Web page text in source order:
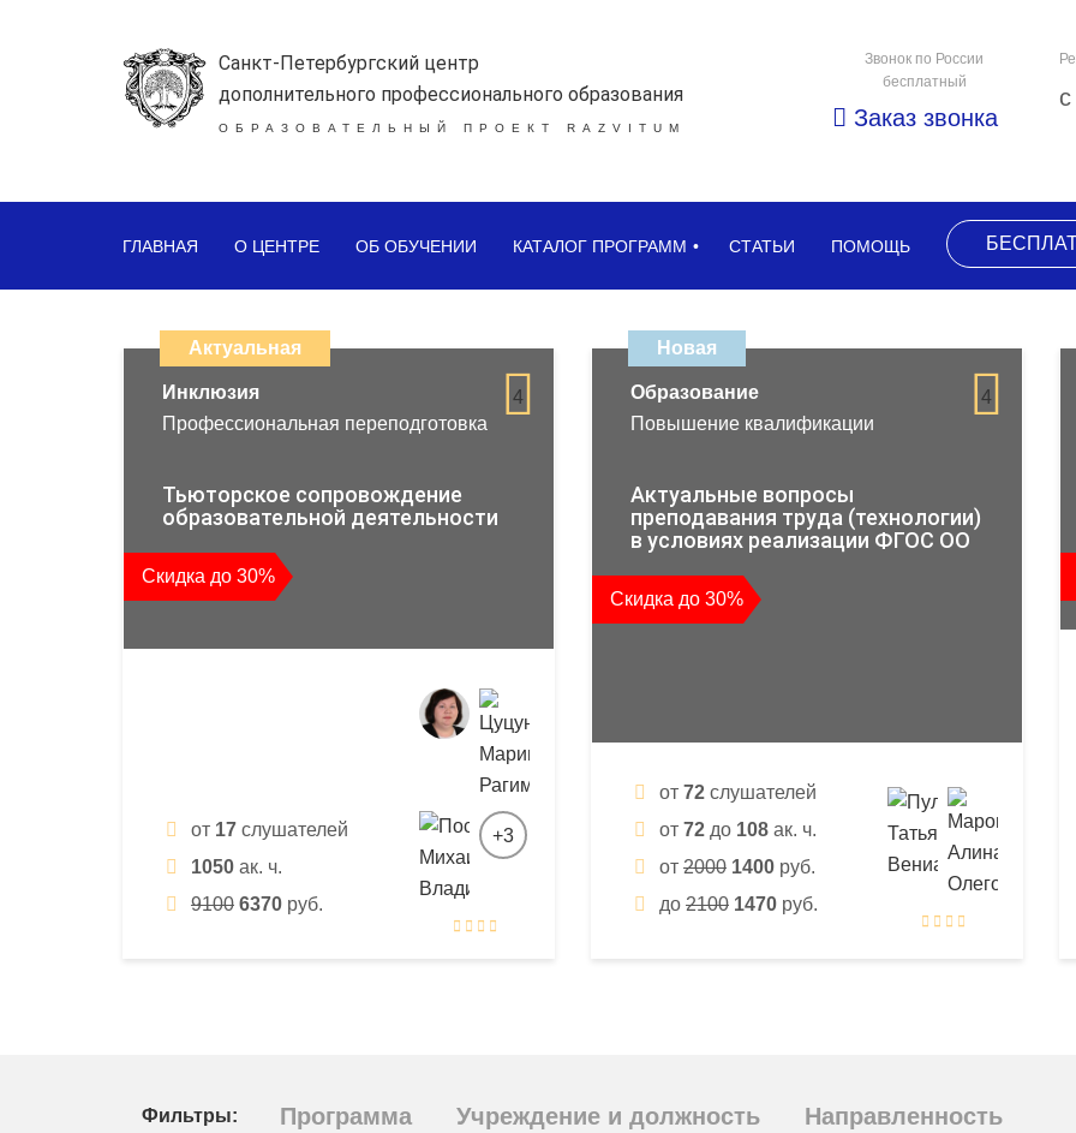
Санкт-Петербургский центр
дополнительного профессионального образования
ОБРАЗОВАТЕЛЬНЫЙ ПРОЕКТ RAZVITUM
Звонок по России
бесплатный
Заказ звонка
ГЛАВНАЯ О ЦЕНТРЕ ОБ ОБУЧЕНИИ КАТАЛОГ ПРОГРАММ СТАТЬИ ПОМОЩЬ
дистанционных
образовательных
повышения
квалификации
и
профессиональной
переподготовки
Актуальная
4
Инклюзия
Профессиональная переподготовка
Тьюторское сопровождение
образовательной деятельности
Скидка до 30%
от 17 слушателей
1050 ак. ч.
9100 6370 руб.
+3
Новая
4
Образование
Повышение квалификации
Актуальные вопросы
преподавания труда (технологии)
в условиях реализации ФГОС ОО
Скидка до 30%
от 72 слушателей
от 72 до 108 ак. ч.
от 2000 1400 руб.
до 2100 1470 руб.
Фильтры: Программа Учреждение и должность Направленность